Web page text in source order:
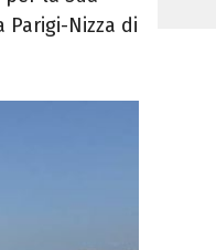
Nizza di